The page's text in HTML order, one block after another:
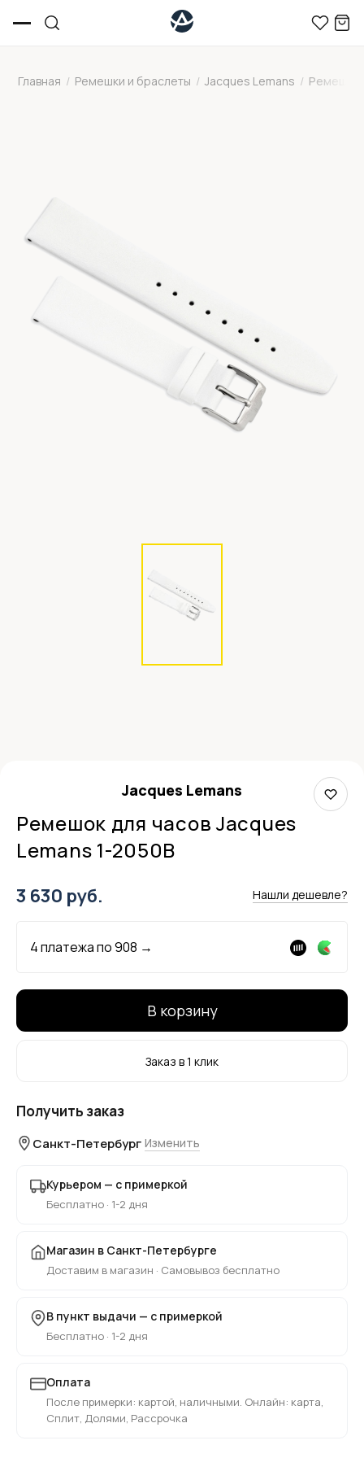
Главная / Ремешки и браслеты / Jacques Lemans / Ремешок
Jacques Lemans
Ремешок для часов Jacques
Lemans 1-2050B
3 630 руб. Нашли дешевле?
4 платежа по908 →
В корзину
Заказ в 1 клик
Получить заказ
Санкт-Петербург Изменить
Курьером — с примеркой
Бесплатно · 1-2 дня
Магазин в Санкт-Петербурге
Доставим в магазин · Самовывоз бесплатно
В пункт выдачи — с примеркой
Бесплатно · 1-2 дня
Оплата
После примерки: картой, наличными. Онлайн: карта,
Сплит, Долями, Рассрочка